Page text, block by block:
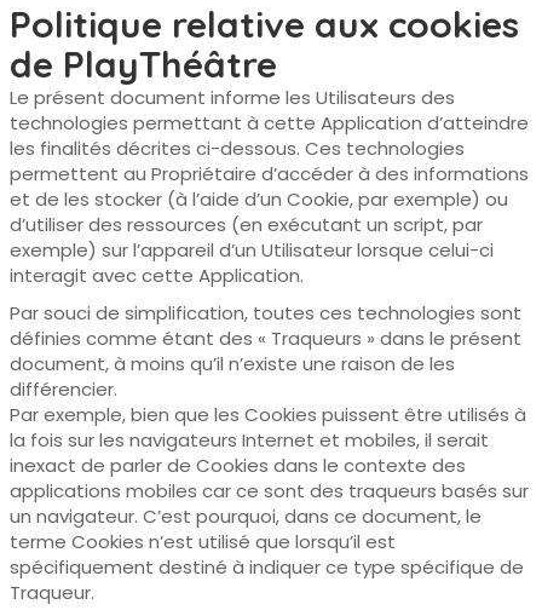
Politique relative aux cookies
de PlayThéâtre
Le présent document informe les Utilisateurs des
technologies permettant à cette Application d’atteindre
les finalités décrites ci-dessous. Ces technologies
permettent au Propriétaire d’accéder à des informations
et de les stocker (à l’aide d’un Cookie, par exemple) ou
d’utiliser des ressources (en exécutant un script, par
exemple) sur l’appareil d’un Utilisateur lorsque celui-ci
interagit avec cette Application.
Par souci de simplification, toutes ces technologies sont
définies comme étant des « Traqueurs » dans le présent
document, à moins qu’il n’existe une raison de les
différencier.
Par exemple, bien que les Cookies puissent être utilisés à
la fois sur les navigateurs Internet et mobiles, il serait
inexact de parler de Cookies dans le contexte des
applications mobiles car ce sont des traqueurs basés sur
un navigateur. C’est pourquoi, dans ce document, le
terme Cookies n’est utilisé que lorsqu’il est
spécifiquement destiné à indiquer ce type spécifique de
Traqueur.